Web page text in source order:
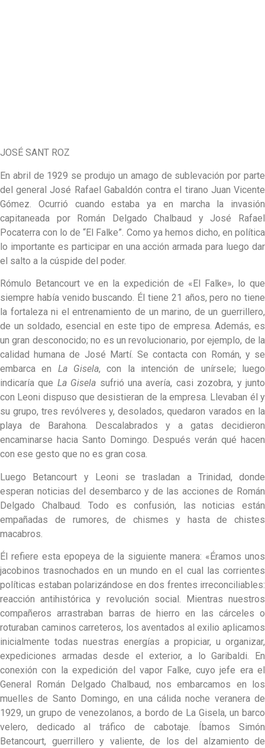
JOSÉ SANT ROZ
En abril de 1929 se produjo un amago de sublevación por parte
del general José Rafael Gabaldón contra el tirano Juan Vicente
Gómez. Ocurrió cuando estaba ya en marcha la invasión
capitaneada por Román Delgado Chalbaud y José Rafael
Pocaterra con lo de “El Falke”. Como ya hemos dicho, en política
lo importante es participar en una acción armada para luego dar
el salto a la cúspide del poder.
Rómulo Betancourt ve en la expedición de «El Falke», lo que
siempre había venido buscando. Él tiene 21 años, pero no tiene
la fortaleza ni el entrenamiento de un marino, de un guerrillero,
de un soldado, esencial en este tipo de empresa. Además, es
un gran desconocido; no es un revolucionario, por ejemplo, de la
calidad humana de José Martí. Se contacta con Román, y se
embarca en La Gisela, con la intención de unírsele; luego
indicaría que La Gisela sufrió una avería, casi zozobra, y junto
con Leoni dispuso que desistieran de la empresa. Llevaban él y
su grupo, tres revólveres y, desolados, quedaron varados en la
playa de Barahona. Descalabrados y a gatas decidieron
encaminarse hacia Santo Domingo. Después verán qué hacen
con ese gesto que no es gran cosa.
Luego Betancourt y Leoni se trasladan a Trinidad, donde
esperan noticias del desembarco y de las acciones de Román
Delgado Chalbaud. Todo es confusión, las noticias están
empañadas de rumores, de chismes y hasta de chistes
macabros.
Él refiere esta epopeya de la siguiente manera: «Éramos unos
jacobinos trasnochados en un mundo en el cual las corrientes
políticas estaban polarizándose en dos frentes irreconciliables:
reacción antihistórica y revolución social. Mientras nuestros
compañeros arrastraban barras de hierro en las cárceles o
roturaban caminos carreteros, los aventados al exilio aplicamos
inicialmente todas nuestras energías a propiciar, u organizar,
expediciones armadas desde el exterior, a lo Garibaldi. En
conexión con la expedición del vapor Falke, cuyo jefe era el
General Román Delgado Chalbaud, nos embarcamos en los
muelles de Santo Domingo, en una cálida noche veranera de
1929, un grupo de venezolanos, a bordo de La Gisela, un barco
velero, dedicado al tráfico de cabotaje. Íbamos Simón
Betancourt, guerrillero y valiente, de los del alzamiento de